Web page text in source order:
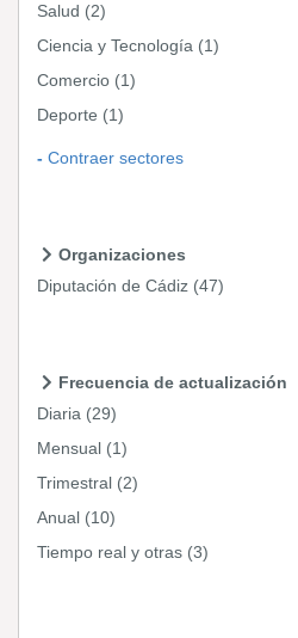
Salud (2)
Ciencia y Tecnología (1)
Comercio (1)
Deporte (1)
Contraer sectores
Organizaciones
Diputación de Cádiz (47)
Frecuencia de actualización
Diaria (29)
Mensual (1)
Trimestral (2)
Anual (10)
Tiempo real y otras (3)